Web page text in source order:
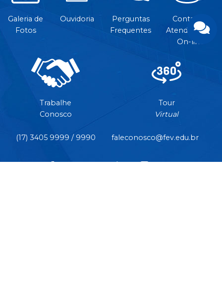
Galeria de
Fotos
Ouvidoria
Perguntas
Frequentes
Contato e
Atendimento
On-line
Trabalhe
Conosco
Tour
Virtual
(17) 3405 9999 / 9990 faleconosco@fev.edu.br